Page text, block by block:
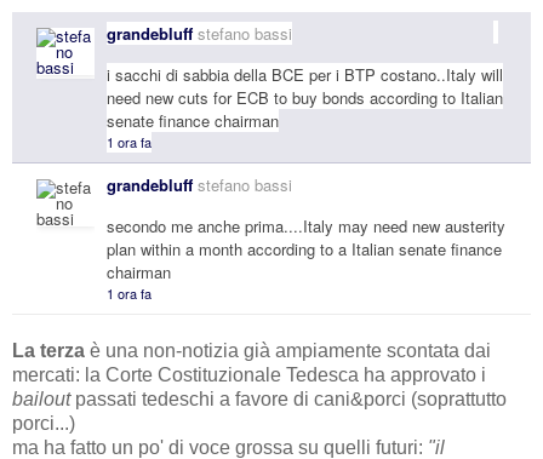
grandebluff stefano bassi
i sacchi di sabbia della BCE per i BTP costano..Italy will
need new cuts for ECB to buy bonds according to Italian
senate finance chairman
1 ora fa
grandebluff stefano bassi
secondo me anche prima....Italy may need new austerity
plan within a month according to a Italian senate finance
chairman
1 ora fa
La terza è una non-notizia già ampiamente scontata dai
mercati: la Corte Costituzionale Tedesca ha approvato i
bailoutpassati tedeschi a favore di cani&porci (soprattutto
porci...)
ma ha fatto un po' di voce grossa su quelli futuri: "il